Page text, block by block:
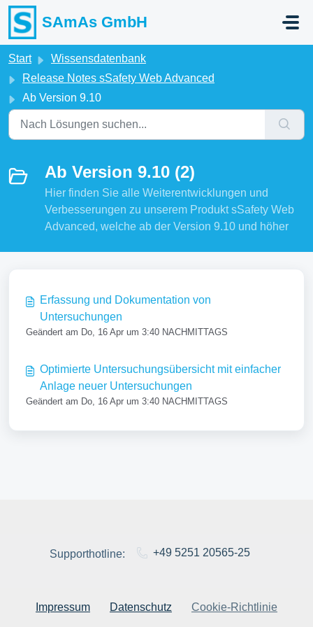
Zum hauptsächlichen Inhalt gehen
SAmAs GmbH
Start
Wissensdatenbank
Release Notes sSafety Web Advanced
Ab Version 9.10
Ab Version 9.10 (2)
Hier finden Sie alle Weiterentwicklungen und
Verbesserungen zu unserem Produkt sSafety Web
Advanced, welche ab der Version 9.10 und höher
Erfassung und Dokumentation von
Untersuchungen
Geändert am Do, 16 Apr um 3:40 NACHMITTAGS
Optimierte Untersuchungsübersicht mit einfacher
Anlage neuer Untersuchungen
Geändert am Do, 16 Apr um 3:40 NACHMITTAGS
Supporthotline: +49 5251 20565-25
Impressum Datenschutz Cookie-Richtlinie